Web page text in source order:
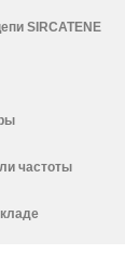
SIRCATENE
частоты